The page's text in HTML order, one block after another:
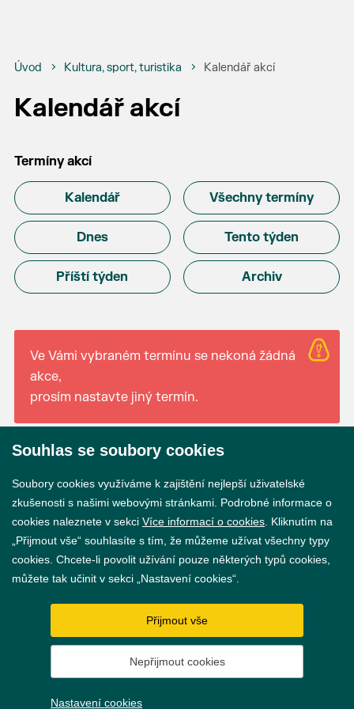
Úvod Kultura, sport, turistika Kalendář akcí
Kalendář akcí
Termíny akcí
Kalendář Všechny termíny
Dnes Tento týden
Příští týden Archiv
Ve Vámi vybraném termínu se nekoná žádná
akce,
prosím nastavte jiný termín.
GDPR
Nastavení cookies
Souhlas se soubory cookies
Soubory cookies využíváme k zajištění nejlepší uživatelské
zkušenosti s našimi webovými stránkami. Podrobné informace o
cookies naleznete v sekci Více informací o cookies . Kliknutím na
„Přijmout vše“ souhlasíte s tím, že můžeme užívat všechny typy
cookies. Chcete-li povolit užívání pouze některých typů cookies,
můžete tak učinit v sekci „Nastavení cookies“.
Přijmout vše
Nepřijmout cookies
Nastavení cookies